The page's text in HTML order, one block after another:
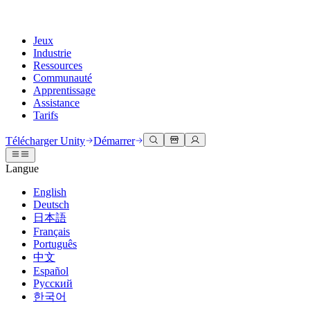
Jeux
Industrie
Ressources
Communauté
Apprentissage
Assistance
Tarifs
Moteur Unity
Créez des jeux 2D et 3D pour n'importe quelle plateforme
Collaboration
Collaborez et itérez rapidement avec votre équipe
Télécharger Unity
Offres et tarifs
Déployez
Multiplateforme
Collaboration 3D
Construisez et révisez des projets 3D en temps réel
Formation immersive
Entraînez-vous dans des environnements immersifs
Expériences client
Créez des expériences interactives 3D
Secteurs
Fabrication
Documentation
Outils de développement
Versions de publication et suivi des problèmes
Feuille de route
Examiner les fonctionnalités à venir
Glossaire
Discussions
Événements
Événements mondiaux et locaux
Histoires de la communauté
Made with Unity
Mise en avant des créateurs Unity
Unity Learn
Maîtrisez les compétences Unity gratuitement
Formation professionnelle
Améliorez votre équipe avec des formateurs Unity
Vous découvrez Unity ?
Démarrer
Démarrez votre apprentissage
Parcours essentiels Unity
Obtenir de l'aide
Vous aider à réussir avec Unity
Plans de succès
Atteignez vos objectifs plus rapidement avec un support expert
FAQ
Réponses aux questions courantes
Contactez-nous.
Connectez-vous avec notre équipe
Télécharger Unity Démarrer
Langue
English
Deutsch
日本語
Français
Português
中文
Español
Русский
한국어